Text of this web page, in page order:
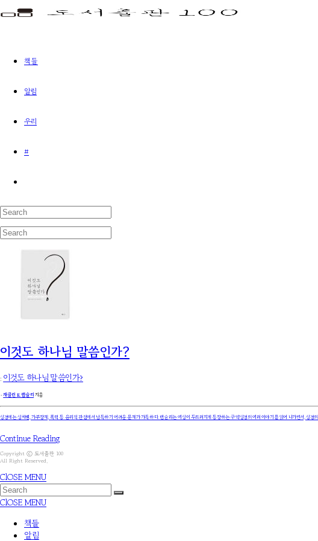
책들
알림
우리
#
이것도 하나님 말씀인가?
: 이것도 하나님 말씀인가?
۰재클린 E. 랩슬리 지음
성경에는 성차별, 가부장제, 폭력 등 윤리적 관점에서 납득하기 어려운 문제가 가득하다. 랩슬리는 여성이 두드러지게 등장하는 구약성경의 여러 이야기를 읽어 나가면서, 성
Continue Reading
Copyright ⓒ 도서출판 100
All Right Reserved.
ClOSE MENU
ClOSE MENU
책들
알림